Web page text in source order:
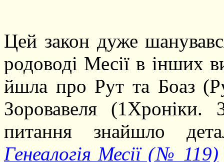
Цей закон дуже
родоводі Месії в інших
йшла про Рут та Боаз
Зоровавеля
питання знайшло
Генеалогія Месії (№ 119)